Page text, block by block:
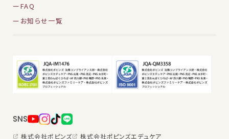
FAQ
お知らせ一覧
SNS
株式会社ポピンズ 株式会社ポピンズエデュケア